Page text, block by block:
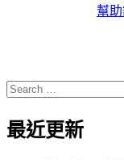
幫
Search
for:
最近更新